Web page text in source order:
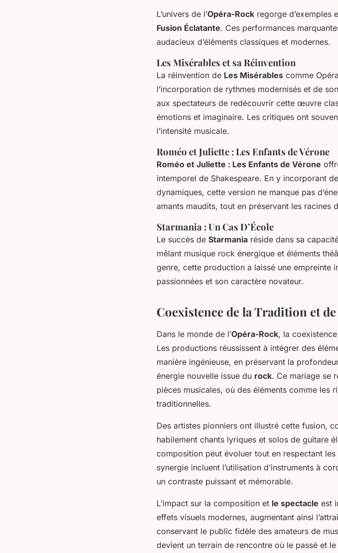
L’univers de l’Opéra-Rock regorge d’exemples
Fusion Éclatante. Ces performances
audacieux d’éléments classiques et modernes.
Les Misérables et sa Réinvention
La réinvention de Les Misérables comme
l’incorporation de rythmes modernisés et de
aux spectateurs de redécouvrir cette œuvre
émotions et imaginaire. Les critiques ont
l’intensité musicale.
Roméo et Juliette : Les Enfants de Vérone
Roméo et Juliette : Les Enfants de Vérone
intemporel de Shakespeare. En y incorporant
dynamiques, cette version ne manque pas
amants maudits, tout en préservant les racines
Starmania : Un Cas D’École
Le succès de Starmania réside dans sa
mêlant musique rock énergique et éléments
genre, cette production a laissé une empreinte
passionnées et son caractère novateur.
Coexistence de la Tradition et
Dans le monde de l’Opéra-Rock, la
Les productions réussissent à intégrer des
manière ingénieuse, en préservant la
énergie nouvelle issue du rock. Ce mariage se
pièces musicales, où des éléments comme les
traditionnelles.
Des artistes pionniers ont illustré cette fusion,
habilement chants lyriques et solos de guitare
composition peut évoluer tout en respectant
synergie incluent l’utilisation d’instruments à
un contraste puissant et mémorable.
L’impact sur la composition et le spectacle est
effets visuels modernes, augmentant ainsi
conservant le public fidèle des amateurs de
devient un terrain de rencontre où le passé et